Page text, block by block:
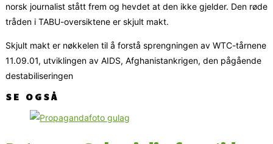
norsk journalist stått frem og hevdet at den ikke gjelder. Den røde
tråden i TABU-oversiktene er skjult makt.
Skjult makt er nøkkelen til å forstå sprengningen av WTC-tårnene
11.09.01, utviklingen av AIDS, Afghanistankrigen, den pågående
destabiliseringen
SE OGSÅ